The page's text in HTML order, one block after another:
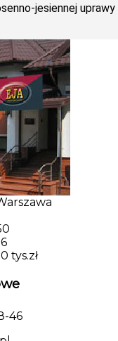
jesiennej uprawy
tys.zł
46